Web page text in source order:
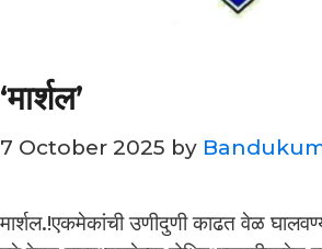
‘मार्शल’
7 October 2025 by
मार्शल.!एकमेकांची उणीदुणी काढत वेळ